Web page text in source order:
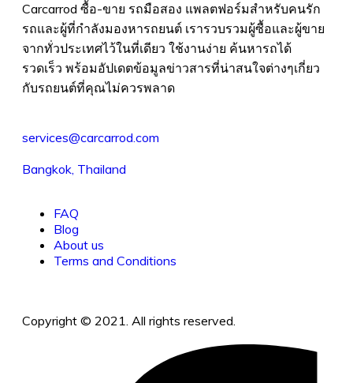
Carcarrod ซื้อ-ขาย รถมือสอง แพลตฟอร์มสำหรับคนรัก
รถและผู้ที่กำลังมองหารถยนต์ เรารวบรวมผู้ซื้อและผู้ขาย
จากทั่วประเทศไว้ในที่เดียว ใช้งานง่าย ค้นหารถได้
รวดเร็ว พร้อมอัปเดตข้อมูลข่าวสารที่น่าสนใจต่างๆเกี่ยว
กับรถยนต์ที่คุณไม่ควรพลาด
services@carcarrod.com
Bangkok, Thailand
FAQ
Blog
About us
Terms and Conditions
Copyright © 2021. All rights reserved.